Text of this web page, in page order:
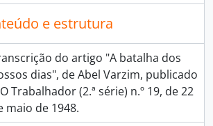
04 - Jornal de Notícias, 1942 - 1947
Boletim Oficial da Acção Católica Portuguesa, 1948 - 1950
06 - Periódicos diversos, 1934 - 1950
07 - Obras, 1933 - 1949
Estudos, evocações e memórias, 1965 - 2016
F - Diversos, 1929 - 2008
G - Forum Abel Varzim, 1994 - 2019
e estrutura
do artigo "A batalha dos
dias", de Abel Varzim, publicado
Trabalhador (2.ª série) n.º 19, de 22
maio de 1948.